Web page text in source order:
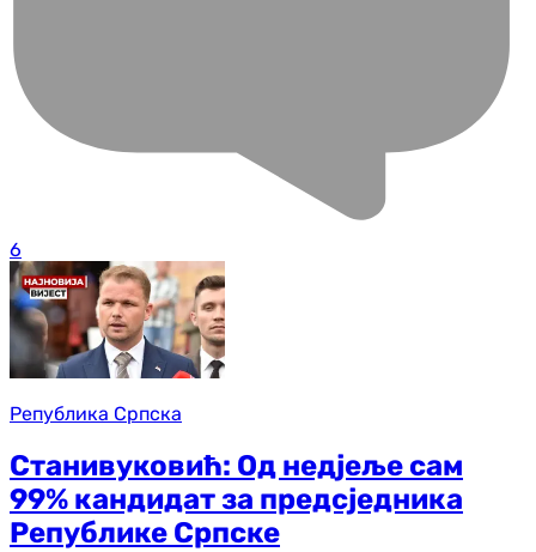
6
Република Српска
Станивуковић: Од недјеље сам
99% кандидат за предсједника
Републике Српске